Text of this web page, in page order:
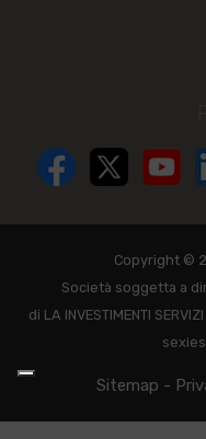
Copyright ©
Società soggetta a
di LA INVESTIMENTI
Sitemap -